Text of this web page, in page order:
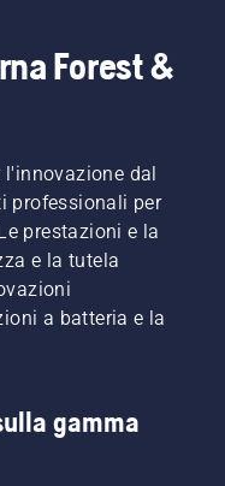
Forest &
dal
professionali per
prestazioni e la
e la tutela
a batteria e la
gamma